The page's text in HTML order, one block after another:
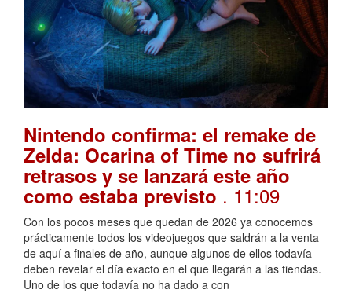
Nintendo confirma: el remake de
Zelda: Ocarina of Time no sufrirá
retrasos y se lanzará este año
como estaba previsto . 11:09
Con los pocos meses que quedan de 2026 ya conocemos
prácticamente todos los videojuegos que saldrán a la venta
de aquí a finales de año, aunque algunos de ellos todavía
deben revelar el día exacto en el que llegarán a las tiendas.
Uno de los que todavía no ha dado a con